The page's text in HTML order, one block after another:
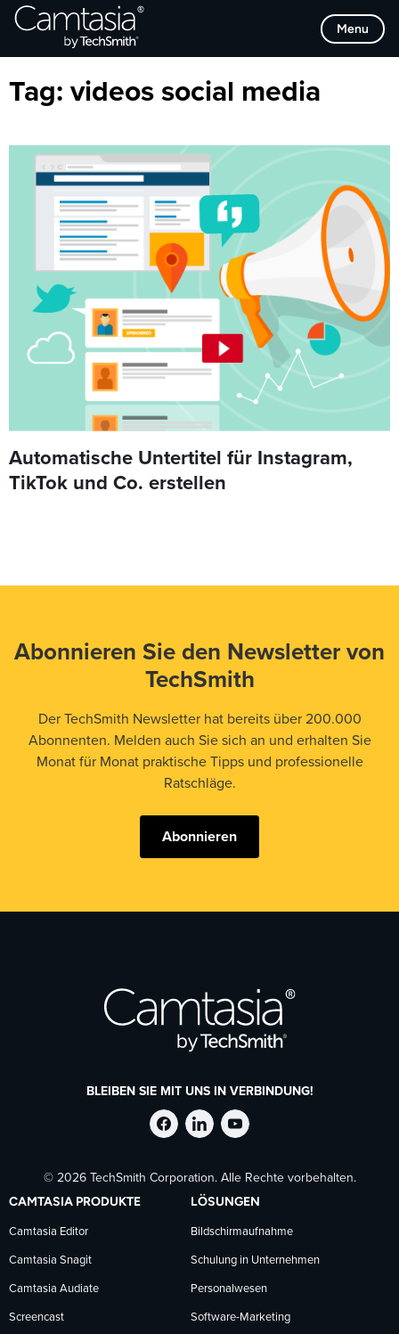
Direkt
zum
Menu
Browse Categories
Tag: videos social media
Automatische Untertitel für Instagram,
TikTok und Co. erstellen
Abonnieren Sie den Newsletter von
TechSmith
Der TechSmith Newsletter hat bereits über 200.000
Abonnenten. Melden auch Sie sich an und erhalten Sie
Monat für Monat praktische Tipps und professionelle
Ratschläge.
Abonnieren
BLEIBEN SIE MIT UNS IN VERBINDUNG!
TechSmith
auf
Facebook
folgen
TechSmith
auf
LinkedIn
folgen
TechSmith
auf
YouTube
folgen
© 2026 TechSmith Corporation. Alle Rechte vorbehalten.
CAMTASIA PRODUKTE
Camtasia Editor
Camtasia Snagit
Camtasia Audiate
Screencast
LÖSUNGEN
Bildschirmaufnahme
Schulung in Unternehmen
Personalwesen
Software-Marketing